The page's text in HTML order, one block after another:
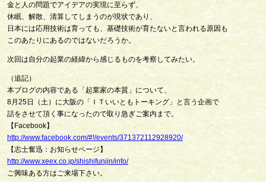
金と人の問題でアイデアの実現に至らず、
休眠、解散、清算してしまうのが現状であり、
日本には応用技術は育っても、基礎技術が育たないと言われる原因も
このあたりにあるのではないだろうか。
次回は自分の起業の経緯から感じるものを考察してみたい。
（追記）
本ブログの内容である「起業家の本質」について、
8月25日（土）に大阪の「ＩＴいいともトーキング」と言う企画で
話をさせて頂く事になったので取り急ぎご案内まで。
【Facebook】
http://www.facebook.com/#!/events/371372112928920/
【志士奮迅：お知らせページ】
http://www.xeex.co.jp/shishifunjin/info/
ご興味ある方はご来場下さい。